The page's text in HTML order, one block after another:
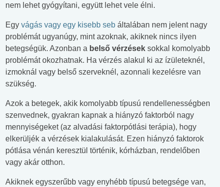
nem lehet gyógyítani, együtt lehet vele élni.
Egy vágás vagy egy kisebb seb általában nem jelent nagy
problémát ugyanúgy, mint azoknak, akiknek nincs ilyen
betegségük. Azonban a belső vérzések sokkal komolyabb
problémát okozhatnak. Ha vérzés alakul ki az ízületeknél,
izmoknál vagy belső szerveknél, azonnali kezelésre van
szükség.
Azok a betegek, akik komolyabb típusú rendellenességben
szenvednek, gyakran kapnak a hiányzó faktorból nagy
mennyiségeket (az alvadási faktorpótlási terápia), hogy
elkerüljék a vérzések kialakulását. Ezen hiányzó faktorok
pótlása vénán keresztül történik, kórházban, rendelőben
vagy akár otthon.
Akiknek egyszerűbb vagy enyhébb típusú betegsége van,